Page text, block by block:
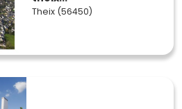
Theix (56450)